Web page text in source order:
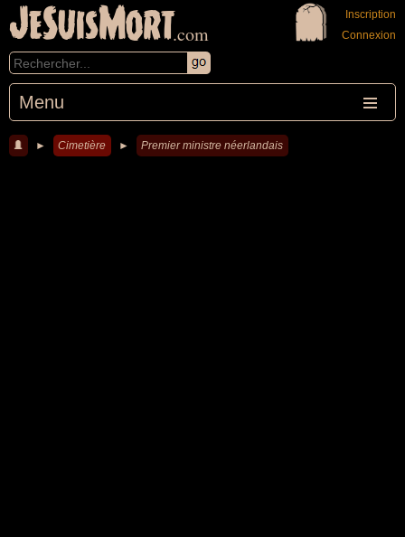
JeSuisMort.com
Menu
Inscription
Connexion
► Cimetière ► Premier ministre néerlandais